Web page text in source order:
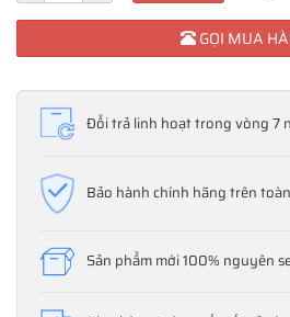
GỌI MUA
Đổi trả linh hoạt trong vòng 7
Bảo hành chính hãng trên
Sản phẩm mới 100% nguyên